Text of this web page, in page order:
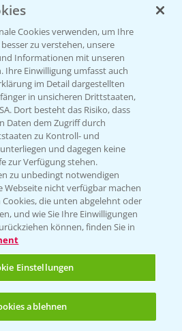
WhatsApp
346 564 1
30-20220
Sie uns
Cookies verwenden, um Ihre
zu verstehen, unsere
Informationen mit unseren
Ihre Einwilligung umfasst auch
im Detail dargestellten
in unsicheren Drittstaaten,
Dort besteht das Risiko, dass
Daten dem Zugriff durch
zu Kontroll- und
und dagegen keine
zur Verfügung stehen.
zu unbedingt notwendigen
Webseite nicht verfügbar machen
die unten abgelehnt oder
und wie Sie Ihre Einwilligungen
können, finden Sie in
Einstellungen
ablehnen